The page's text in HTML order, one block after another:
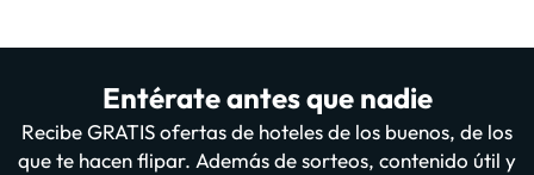
Entérate antes que nadie
Recibe GRATIS ofertas de hoteles de los buenos, de los
que te hacen flipar. Además de sorteos, contenido útil y